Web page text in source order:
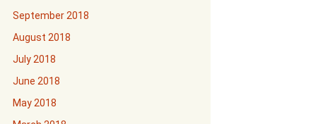
September 2018
August 2018
July 2018
June 2018
May 2018